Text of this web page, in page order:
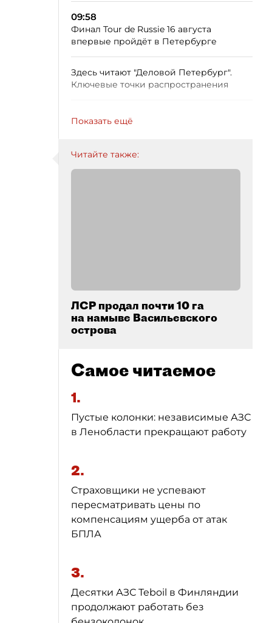
09:58
Финал Tour de Russie 16 августа
впервые пройдёт в Петербурге
Здесь читают "Деловой Петербург".
Ключевые точки распространения
Показать ещё
Читайте также:
ЛСР продал почти 10 га
на намыве Васильевского
острова
Самое читаемое
1.
Пустые колонки: независимые АЗС
в Ленобласти прекращают работу
2.
Страховщики не успевают
пересматривать цены по
компенсациям ущерба от атак
БПЛА
3.
Десятки АЗС Teboil в Финляндии
продолжают работать без